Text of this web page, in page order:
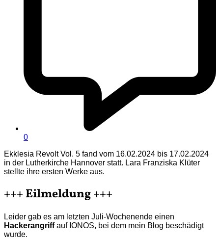
0
Ekklesia Revolt Vol. 5 fand vom 16.02.2024 bis 17.02.2024
in der Lutherkirche Hannover statt. Lara Franziska Klüter
stellte ihre ersten Werke aus.
+++ Eilmeldung +++
Leider gab es am letzten Juli-Wochenende einen
Hackerangriffauf IONOS, bei dem mein Blog beschädigt
wurde.